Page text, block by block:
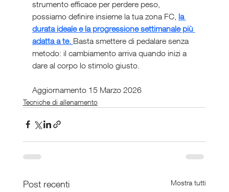
strumento efficace per perdere peso,
possiamo definire insieme la tua zona FC, la
durata ideale e la progressione settimanale più
adatta a te. Basta smettere di pedalare senza
metodo: il cambiamento arriva quando inizi a
dare al corpo lo stimolo giusto.
Aggiornamento 15 Marzo 2026
Tecniche di allenamento
Post recenti Mostra tutti